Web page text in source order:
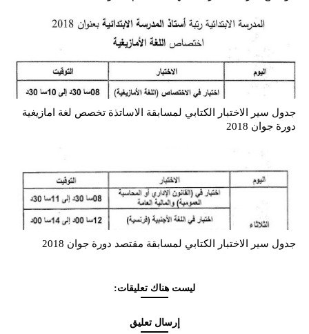
جدول سير الاختبار الكتابي لمسابقة الاساتذة تخصص لغة امازيغية
دورة جوان 2018
جدول سير الاختبار الكتابي لمسابقة مقتصد دورة جوان 2018
ليست هناك تعليقات:
إرسال تعليق